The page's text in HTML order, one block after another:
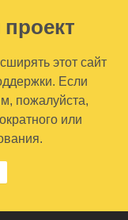
этот сайт
Если
пожалуйста,
или